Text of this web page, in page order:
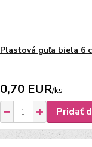
Plastová guľa biela 6
0,70 EUR/ks
Pridať